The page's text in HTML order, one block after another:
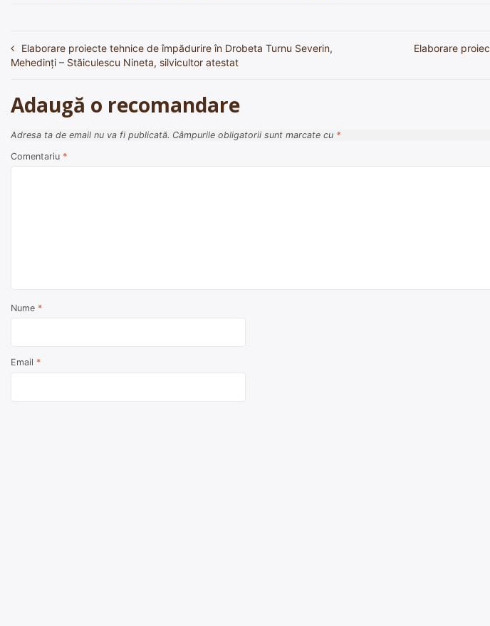
Navigare
articole
Elaborare proiecte tehnice de împădurire în Drobeta Turnu Severin,
Mehedinți – Stăiculescu Nineta, silvicultor atestat
Elaborare
Adaugă o recomandare
Adresa ta de email nu va fi publicată. Câmpurile obligatorii sunt marcate cu *
Comentariu *
Nume *
Email *